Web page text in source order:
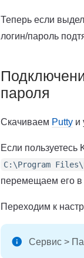
Теперь если
логин/пароль
пароля
Скачиваем Putty и
Если
C: \Program Files
перемещаем его в
Переходим к
Сервис >